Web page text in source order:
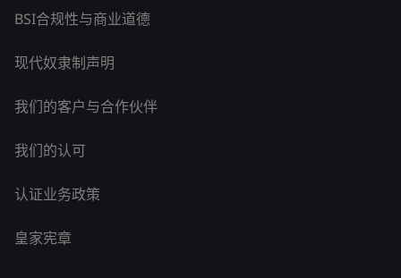
BSI合规性与商业道德
现代奴隶制声明
我们的客户与合作伙伴
我们的认可
认证业务政策
皇家宪章